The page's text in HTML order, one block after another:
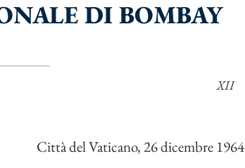
DI BOMBAY
XII
Città del Vaticano, 26 dicembre 1964